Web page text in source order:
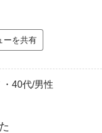
ーを共有
・40代/男性